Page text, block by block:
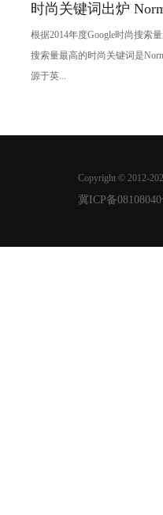
时尚关键词出炉
成主流
根据2014年度Google时尚搜索
搜索量最高的时尚关键词是
源于英...
Copyright © 2012-
冀ICP备